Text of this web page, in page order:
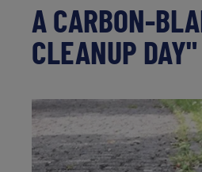
A CARBON-
CLEANUP DAY"